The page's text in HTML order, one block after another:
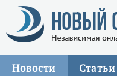
Новости Статьи